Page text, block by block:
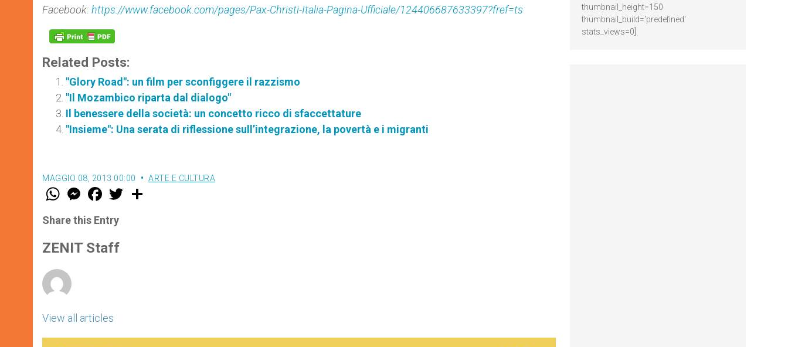
Facebook: https://www.facebook.com/pages/Pax-Christi-Italia-Pagina-Ufficiale/124406687633397?fref=ts
Related Posts:
"Glory Road": un film per sconfiggere il razzismo
"Il Mozambico riparta dal dialogo"
Il benessere della società: un concetto ricco di sfaccettature
"Insieme": Una serata di riflessione sull’integrazione, la povertà e i migranti
MAGGIO 08, 2013 00:00 ARTE E CULTURA
W
t
s
p
p
M
e
s
e
g
e
F
a
e
b
o
k
w
Share this Entry
ZENIT Staff
View all articles
thumbnail_height=150
thumbnail_build='predefined'
stats_views=0]